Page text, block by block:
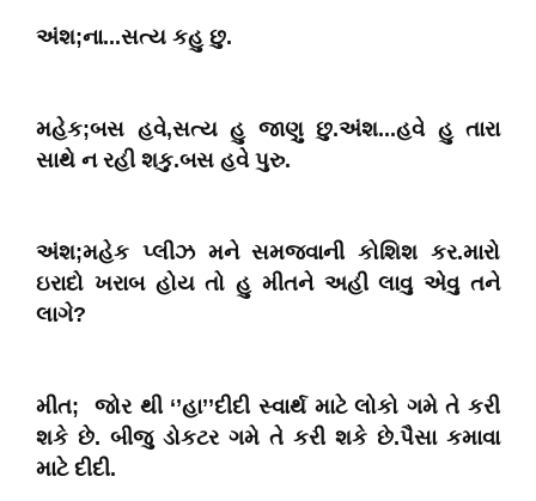
અંશ;ના...સત્ય કહુ છુ.
મહેક;બસ હવે,સત્ય હુ જાણુ છુ.અંશ...હવે હુ તારા
સાથે ન રહી શકુ.બસ હવે પુરુ.
અંશ;મહેક પ્લીઝ મને સમજવાની કોશિશ કર.મારો
ઇરાદો ખરાબ હોય તો હુ મીતને અહી લાવુ એવુ તને
લાગે?
મીત; જોર થી ‘’હા’’દીદી સ્વાર્થ માટે લોકો ગમે તે કરી
શકે છે. બીજુ ડોકટર ગમે તે કરી શકે છે.પૈસા કમાવા
માટે દીદી.